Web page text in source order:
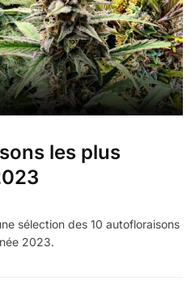
les plus
sélection des 10 autofloraisons
2023.